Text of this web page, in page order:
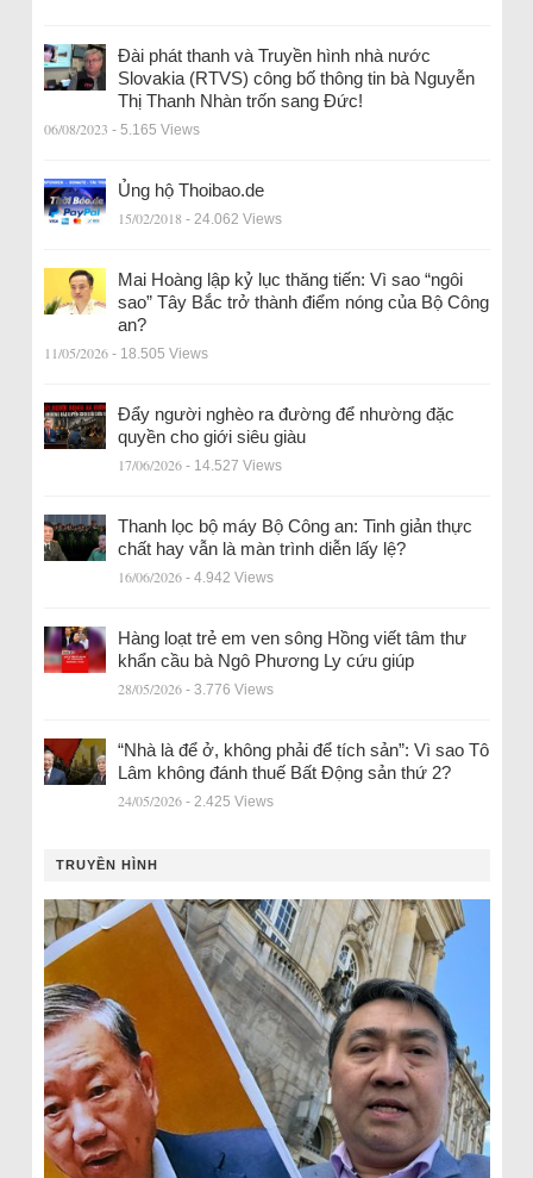
Đài phát thanh và Truyền hình nhà nước
Slovakia (RTVS) công bố thông tin bà Nguyễn
Thị Thanh Nhàn trốn sang Đức!
06/08/2023 - 5.165 Views
Ủng hộ Thoibao.de
15/02/2018 - 24.062 Views
Mai Hoàng lập kỷ lục thăng tiến: Vì sao “ngôi
sao” Tây Bắc trở thành điểm nóng của Bộ Công
an?
11/05/2026 - 18.505 Views
Đẩy người nghèo ra đường để nhường đặc
quyền cho giới siêu giàu
17/06/2026 - 14.527 Views
Thanh lọc bộ máy Bộ Công an: Tinh giản thực
chất hay vẫn là màn trình diễn lấy lệ?
16/06/2026 - 4.942 Views
Hàng loạt trẻ em ven sông Hồng viết tâm thư
khẩn cầu bà Ngô Phương Ly cứu giúp
28/05/2026 - 3.776 Views
“Nhà là để ở, không phải để tích sản”: Vì sao Tô
Lâm không đánh thuế Bất Động sản thứ 2?
24/05/2026 - 2.425 Views
TRUYỀN HÌNH